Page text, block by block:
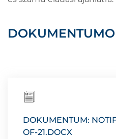
DOKUMENTUM:
OF-21.DOCX